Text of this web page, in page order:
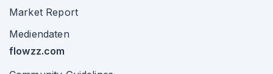
Market Report
Mediendaten
flowzz.com